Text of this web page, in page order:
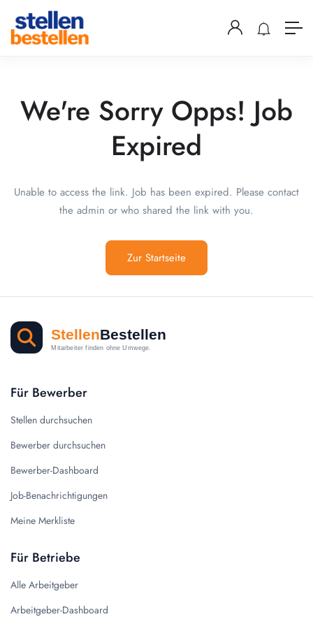
We're Sorry Opps! Job
Expired
Unable to access the link. Job has been expired. Please contact
the admin or who shared the link with you.
Zur Startseite
Für Bewerber
Stellen durchsuchen
Bewerber durchsuchen
Bewerber-Dashboard
Job-Benachrichtigungen
Meine Merkliste
Für Betriebe
Alle Arbeitgeber
Arbeitgeber-Dashboard